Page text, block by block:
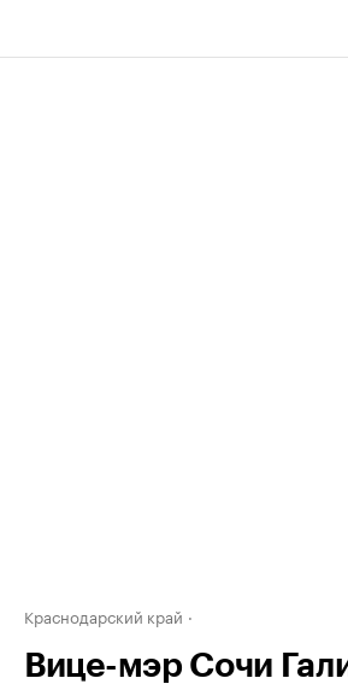
Краснодарский край
Вице-мэр Сочи